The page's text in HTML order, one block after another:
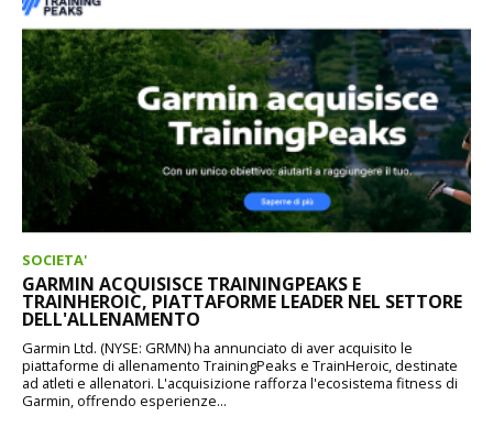
SOCIETA'
GARMIN ACQUISISCE TRAININGPEAKS E
TRAINHEROIC, PIATTAFORME LEADER NEL SETTORE
DELL'ALLENAMENTO
Garmin Ltd. (NYSE: GRMN) ha annunciato di aver acquisito le
piattaforme di allenamento TrainingPeaks e TrainHeroic, destinate
ad atleti e allenatori. L'acquisizione rafforza l'ecosistema fitness di
Garmin, offrendo esperienze...